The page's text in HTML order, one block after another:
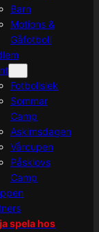
Barn
Motions &
Gåfotboll
Fotbollslek
Sommar
Camp
Askimsdagen
Vårcupen
Påsklovs
Camp
spela hos